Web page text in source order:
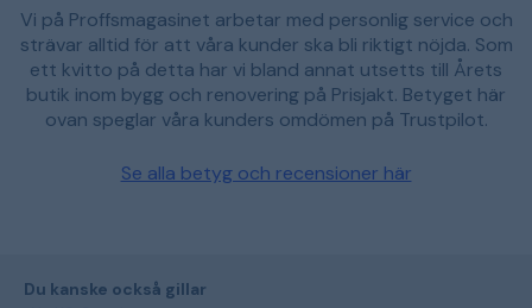
Vi på Proffsmagasinet arbetar med personlig service och
strävar alltid för att våra kunder ska bli riktigt nöjda. Som
ett kvitto på detta har vi bland annat utsetts till Årets
butik inom bygg och renovering på Prisjakt. Betyget här
ovan speglar våra kunders omdömen på Trustpilot.
Se alla betyg och recensioner här
Du kanske också gillar